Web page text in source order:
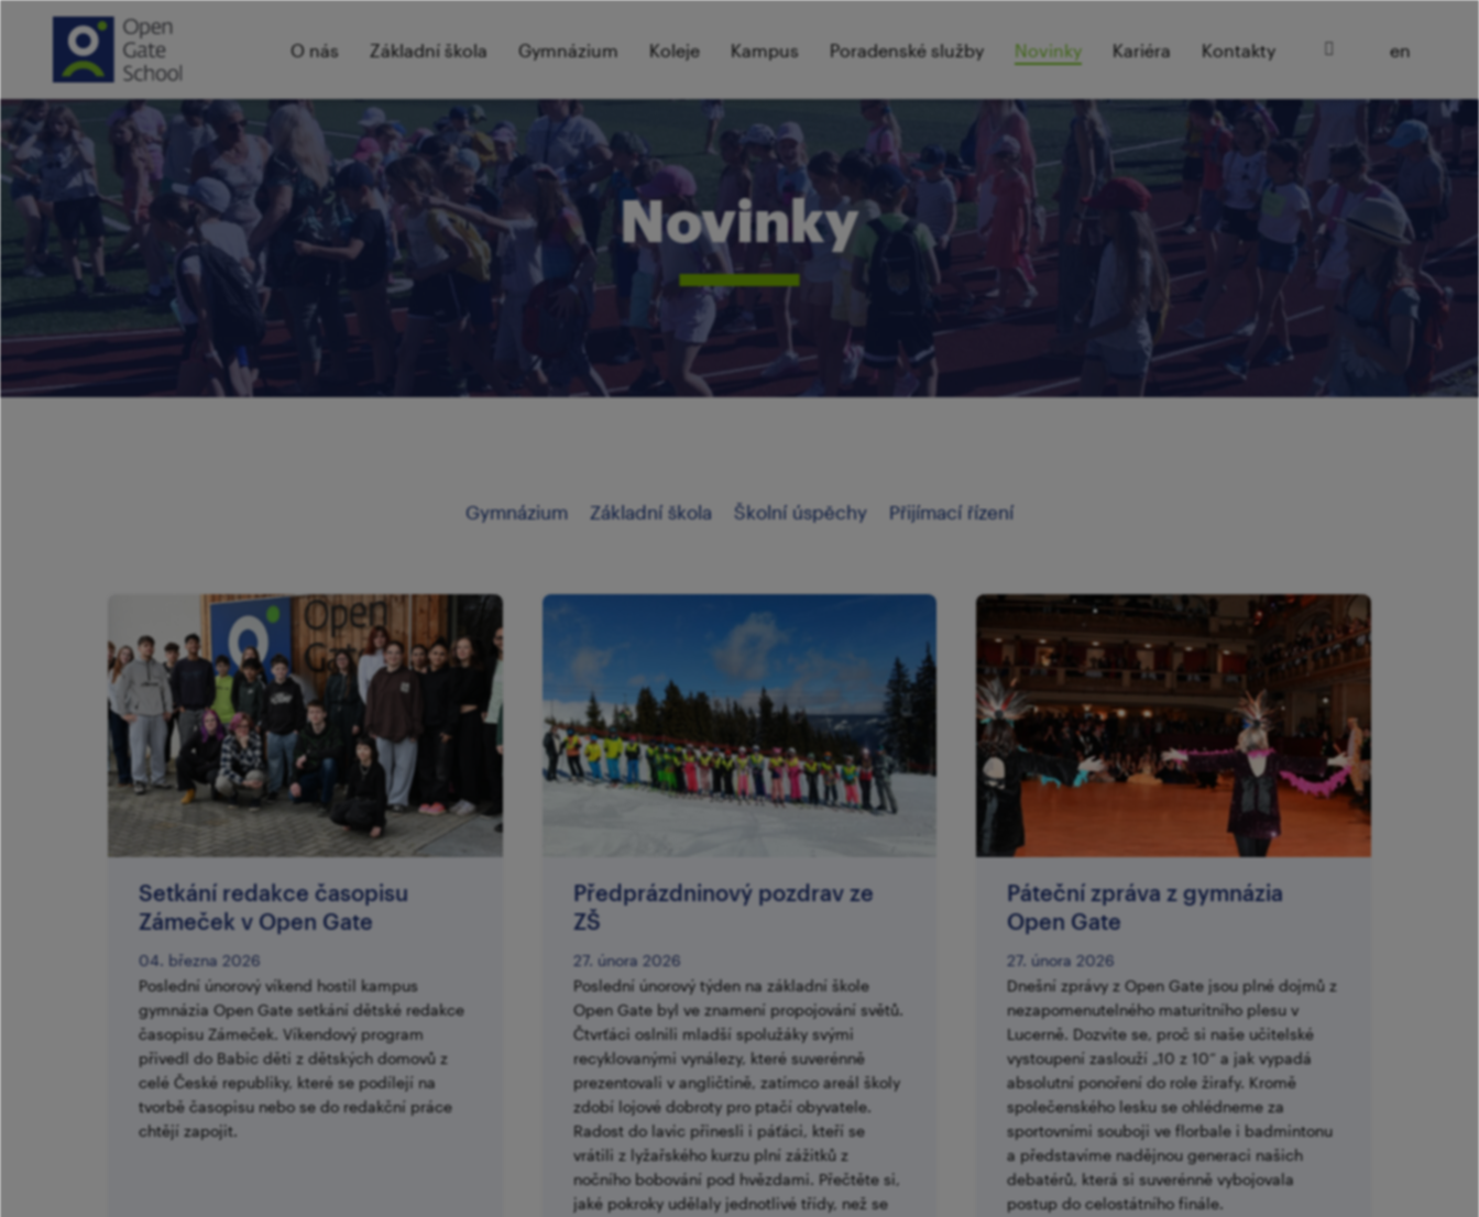
O nás Základní škola Gymnázium Koleje Kampus Poradenské služby Novinky Kariéra Kontakty cz
en
Novinky
Gymnázium Základní škola Školní úspěchy Přijímací řízení
Setkání redakce časopisu
Zámeček v Open Gate
04. března 2026
Poslední únorový víkend hostil kampus
gymnázia Open Gate setkání dětské redakce
časopisu Zámeček. Víkendový program
přivedl do Babic děti z dětských domovů z
celé České republiky, které se podílejí na
tvorbě časopisu nebo se do redakční práce
chtějí zapojit.
Předprázdninový pozdrav ze
ZŠ
27. února 2026
Poslední únorový týden na základní škole
Open Gate byl ve znamení propojování světů.
Čtvrťáci oslnili mladší spolužáky svými
recyklovanými vynálezy, které suverénně
prezentovali v angličtině, zatímco areál školy
zdobí lojové dobroty pro ptačí obyvatele.
Radost do lavic přinesli i páťáci, kteří se
vrátili z lyžařského kurzu plní zážitků z
nočního bobování pod hvězdami. Přečtěte si,
jaké pokroky udělaly jednotlivé třídy, než se
Páteční zpráva z gymnázia
Open Gate
27. února 2026
Dnešní zprávy z Open Gate jsou plné dojmů z
nezapomenutelného maturitního plesu v
Lucerně. Dozvíte se, proč si naše učitelské
vystoupení zaslouží „10 z 10“ a jak vypadá
absolutní ponoření do role žirafy. Kromě
společenského lesku se ohlédneme za
sportovními souboji ve florbale i badmintonu
a představíme nadějnou generaci našich
debatérů, která si suverénně vybojovala
postup do celostátního finále.